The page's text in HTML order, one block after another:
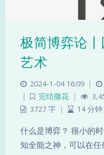
夜间模式
极简博弈论
艺术
2024-1-04 16:09 |
|
完结撒花 |
3727 字 | 14 分钟
什么是博弈？ 很小的
知全能之神，可以在